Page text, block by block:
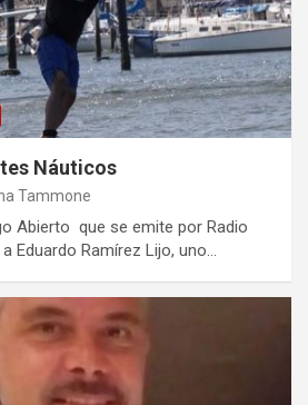
Náuticos
Tammone
Abierto que se emite por Radio
Eduardo Ramírez Lijo, uno…